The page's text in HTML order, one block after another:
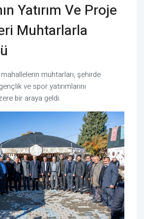
Yatırım Ve Proje
Muhtarlarla
muhtarları, şehirde
ve spor yatırımlarını
bir araya geldi.